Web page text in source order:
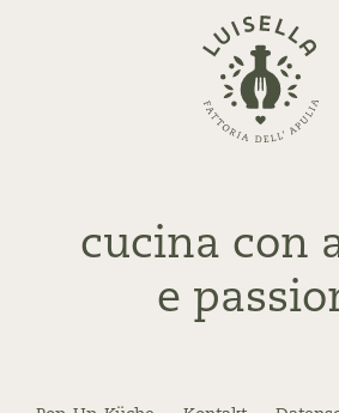
Zurück
zur
Startseite
cucina con
e